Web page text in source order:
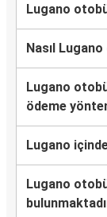
Lugano
Nasıl
Lugano
ödeme
Lugano
Lugano